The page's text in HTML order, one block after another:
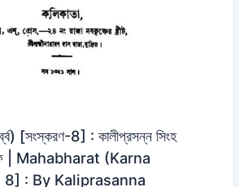
[সংস্করণ-8] : কালীপ্রসন্ন সিংহ
| Mahabharat (Karna
8] : By Kaliprasanna